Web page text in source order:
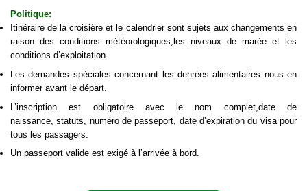
Politique:
Itinéraire de la croisière et le calendrier sont sujets aux changements en
raison des conditions météorologiques,les niveaux de marée et les
conditions d’exploitation.
Les demandes spéciales concernant les denrées alimentaires nous en
informer avant le départ.
L’inscription est obligatoire avec le nom complet,date de
naissance, statuts, numéro de passeport, date d’expiration du visa pour
tous les passagers.
Un passeport valide est exigé à l’arrivée à bord.